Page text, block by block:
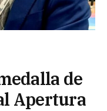
de
Apertura